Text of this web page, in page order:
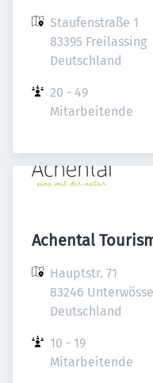
Staufenstraße 1
83395 Freilassing
Deutschland
20 - 49
Mitarbeitende
Achental
Hauptstr. 71
83246
Deutschland
10 - 19
Mitarbeitende